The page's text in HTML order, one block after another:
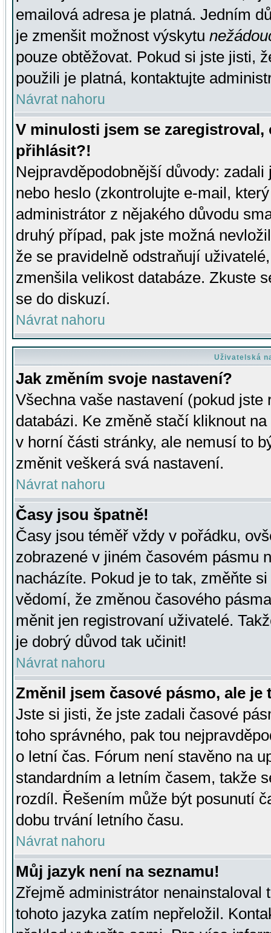
emailová adresa je platná. Jedním
je zmenšit možnost výskytu
pouze obtěžovat. Pokud si jste jisti,
použili je platná, kontaktujte
Návrat nahoru
V minulosti jsem se
přihlásit?!
Nejpravděpodobnější důvody:
nebo heslo (zkontrolujte e-mail,
administrátor z nějakého důvodu
druhý případ, pak jste možná
že se pravidelně odstraňují
zmenšila velikost databáze. Zkuste
se do diskuzí.
Návrat nahoru
Uživatelská
Jak změním svoje nastavení?
Všechna vaše nastavení (pokud
databázi. Ke změně stačí kliknout
v horní části stránky, ale nemusí to
změnit veškerá svá nastavení.
Návrat nahoru
Časy jsou špatně!
Časy jsou téměř vždy v pořádku,
zobrazené v jiném časovém pásmu
nacházíte. Pokud je to tak, změňte
vědomí, že změnou časového
měnit jen registrovaní uživatelé.
je dobrý důvod tak učinit!
Návrat nahoru
Změnil jsem časové pásmo, ale je
Jste si jisti, že jste zadali časové
toho správného, pak tou
o letní čas. Fórum není stavěno na
standardním a letním časem, takže
rozdíl. Řešením může být posunutí
dobu trvání letního času.
Návrat nahoru
Můj jazyk není na seznamu!
Zřejmě administrátor nenainstaloval
tohoto jazyka zatím nepřeložil.